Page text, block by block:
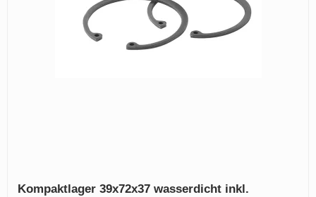
Kompaktlager 39x72x37 wasserdicht inkl.